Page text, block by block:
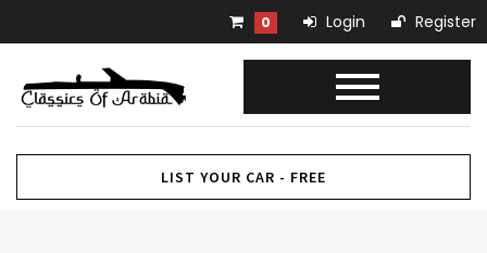
0 Login Register
LIST YOUR CAR - FREE